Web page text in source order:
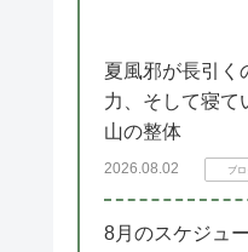
夏風邪が長引く
力、そして寝て
山の整体
2026.08.02 ブ
8月のスケジュ